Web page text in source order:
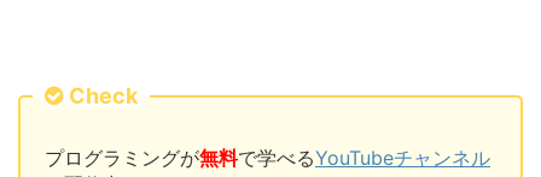
Check
プログラミングが無料で学べるYouTubeチャンネル